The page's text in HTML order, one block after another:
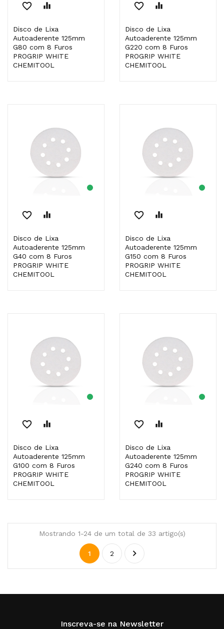
favorite_border equalizer
Disco de Lixa
Autoaderente 125mm
G80 com 8 Furos
PROGRIP WHITE
CHEMITOOL
favorite_border equalizer
Disco de Lixa
Autoaderente 125mm
G220 com 8 Furos
PROGRIP WHITE
CHEMITOOL
favorite_border equalizer
Disco de Lixa
Autoaderente 125mm
G40 com 8 Furos
PROGRIP WHITE
CHEMITOOL
favorite_border equalizer
Disco de Lixa
Autoaderente 125mm
G150 com 8 Furos
PROGRIP WHITE
CHEMITOOL
favorite_border equalizer
Disco de Lixa
Autoaderente 125mm
G100 com 8 Furos
PROGRIP WHITE
CHEMITOOL
favorite_border equalizer
Disco de Lixa
Autoaderente 125mm
G240 com 8 Furos
PROGRIP WHITE
CHEMITOOL
Mostrando 1-24 de um total de 33 artigo(s)
1 2 
Inscreva-se na Newsletter